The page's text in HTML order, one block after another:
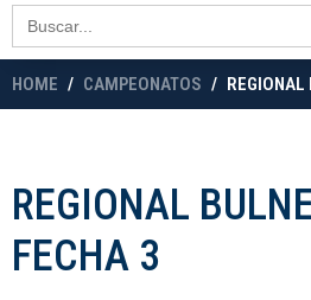
Search
for:
HOME CAMPEONATOS
REGIONAL
FECHA 3